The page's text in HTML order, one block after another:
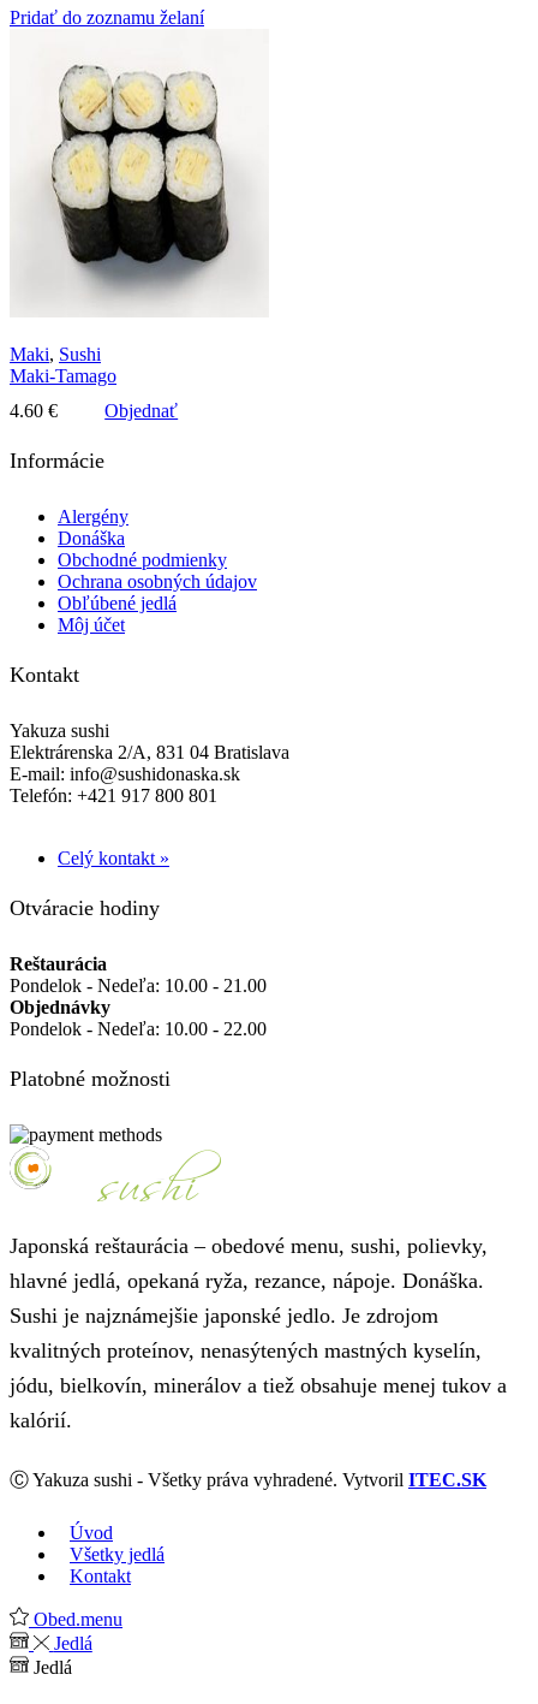
Pridať do zoznamu želaní
Maki, Sushi
Maki-Tamago
4.60 € Objednať
Informácie
Alergény
Donáška
Obchodné podmienky
Ochrana osobných údajov
Obľúbené jedlá
Môj účet
Kontakt
Yakuza sushi
Elektrárenska 2/A, 831 04 Bratislava
E-mail: info@sushidonaska.sk
Telefón: +421 917 800 801
Celý kontakt »
Facebook
Instagram
Otváracie hodiny
Reštaurácia
Pondelok - Nedeľa: 10.00 - 21.00
Objednávky
Pondelok - Nedeľa: 10.00 - 22.00
Platobné možnosti
Japonská reštaurácia – obedové menu, sushi, polievky,
hlavné jedlá, opekaná ryža, rezance, nápoje. Donáška.
Sushi je najznámejšie japonské jedlo. Je zdrojom
kvalitných proteínov, nenasýtených mastných kyselín,
jódu, bielkovín, minerálov a tiež obsahuje menej tukov a
kalórií.
Ⓒ Yakuza sushi - Všetky práva vyhradené. Vytvoril ITEC.SK
Úvod
Všetky jedlá
Kontakt
Obed.menu
Jedlá
Jedlá